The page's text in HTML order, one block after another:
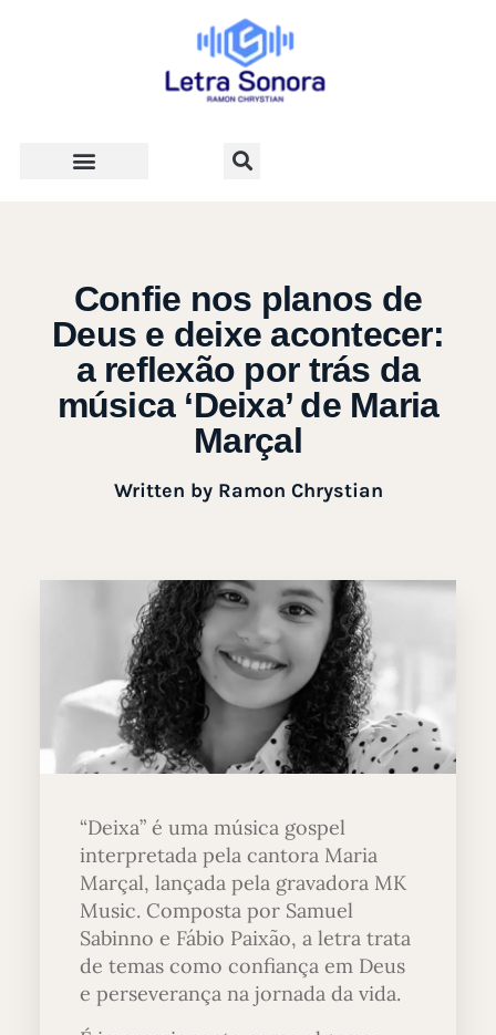
Confie nos planos de
Deus e deixe acontecer:
a reflexão por trás da
música ‘Deixa’ de Maria
Marçal
Written byRamon Chrystian
“Deixa” é uma música gospel
interpretada pela cantora Maria
Marçal, lançada pela gravadora MK
Music. Composta por Samuel
Sabinno e Fábio Paixão, a letra trata
de temas como confiança em Deus
e perseverança na jornada da vida.